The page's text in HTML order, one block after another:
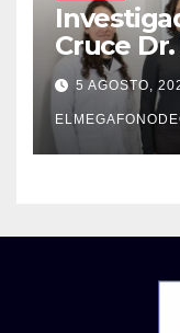
Cruce
pionero
5 AGOSTO,